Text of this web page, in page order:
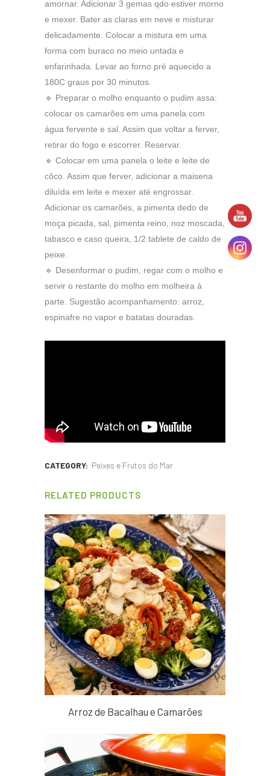
amornar. Adicionar 3 gemas qdo estiver morno
e mexer. Bater as claras em neve e misturar
delicadamente. Colocar a mistura em uma
forma com buraco no meio untada e
enfarinhada. Levar ao forno pré aquecido a
180C graus por 30 minutos.
🔹 Preparar o molho enquanto o pudim assa:
colocar os camarões em uma panela com
água fervente e sal. Assim que voltar a ferver,
retirar do fogo e escorrer. Reservar.
🔹 Colocar em uma panela o leite e leite de
côco. Assim que ferver, adicionar a maisena
diluída em leite e mexer até engrossar.
Adicionar os camarões, a pimenta dedo de
moça picada, sal, pimenta reino, noz moscada,
tabasco e caso queira, 1/2 tablete de caldo de
peixe.
🔹 Desenformar o pudim, regar com o molho e
servir o restante do molho em molheira à
parte. Sugestão acompanhamento: arroz,
espinafre no vapor e batatas douradas.
CATEGORY: Peixes e Frutos do Mar
RELATED PRODUCTS
Arroz de Bacalhau e Camarões